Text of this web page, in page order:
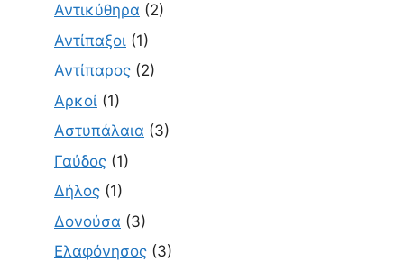
Αντικύθηρα (2)
Αντίπαξοι (1)
Αντίπαρος (2)
Αρκοί (1)
Αστυπάλαια (3)
Γαύδος (1)
Δήλος (1)
Δονούσα (3)
Ελαφόνησος (3)